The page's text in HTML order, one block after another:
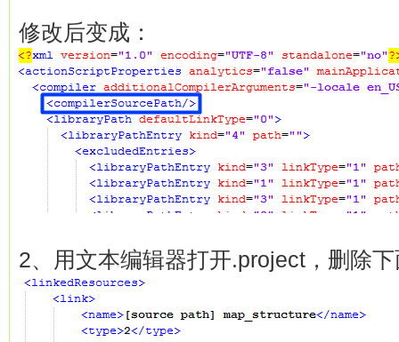
修改后变成：
2、用文本编辑器打开.project，删除